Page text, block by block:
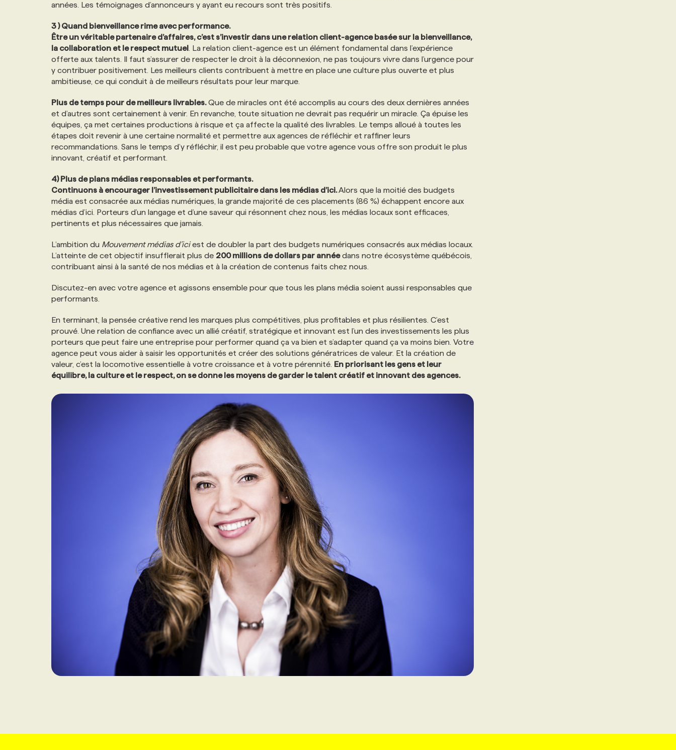
années. Les témoignages d’annonceurs y ayant eu recours sont très positifs.
3 ) Quand bienveillance rime avec performance.
Être un véritable partenaire d’affaires, c’est s’investir dans une relation client-agence basée sur la bienveillance,
la collaboration et le respect mutuel . La relation client-agence est un élément fondamental dans l’expérience
offerte aux talents. Il faut s’assurer de respecter le droit à la déconnexion, ne pas toujours vivre dans l’urgence pour
y contribuer positivement. Les meilleurs clients contribuent à mettre en place une culture plus ouverte et plus
ambitieuse, ce qui conduit à de meilleurs résultats pour leur marque.
Plus de temps pour de meilleurs livrables.Que de miracles ont été accomplis au cours des deux dernières années
et d’autres sont certainement à venir. En revanche, toute situation ne devrait pas requérir un miracle. Ça épuise les
équipes, ça met certaines productions à risque et ça affecte la qualité des livrables. Le temps alloué à toutes les
étapes doit revenir à une certaine normalité et permettre aux agences de réfléchir et raffiner leurs
recommandations. Sans le temps d’y réfléchir, il est peu probable que votre agence vous offre son produit le plus
innovant, créatif et performant.
4) Plus de plans médias responsables et performants.
Continuons à encourager l’investissement publicitaire dans les médias d’ici.Alors que la moitié des budgets
média est consacrée aux médias numériques, la grande majorité de ces placements (86 %) échappent encore aux
médias d’ici. Porteurs d’un langage et d’une saveur qui résonnent chez nous, les médias locaux sont efficaces,
pertinents et plus nécessaires que jamais.
L’ambition du Mouvement médias d’iciest de doubler la part des budgets numériques consacrés aux médias locaux.
L’atteinte de cet objectif insufflerait plus de 200 millions de dollars par annéedans notre écosystème québécois,
contribuant ainsi à la santé de nos médias et à la création de contenus faits chez nous.
Discutez-en avec votre agence et agissons ensemble pour que tous les plans média soient aussi responsables que
performants.
En terminant, la pensée créative rend les marques plus compétitives, plus profitables et plus résilientes. C’est
prouvé. Une relation de confiance avec un allié créatif, stratégique et innovant est l’un des investissements les plus
porteurs que peut faire une entreprise pour performer quand ça va bien et s’adapter quand ça va moins bien. Votre
agence peut vous aider à saisir les opportunités et créer des solutions génératrices de valeur. Et la création de
valeur, c’est la locomotive essentielle à votre croissance et à votre pérennité. En priorisant les gens et leur
équilibre, la culture et le respect, on se donne les moyens de garder le talent créatif et innovant des agences.